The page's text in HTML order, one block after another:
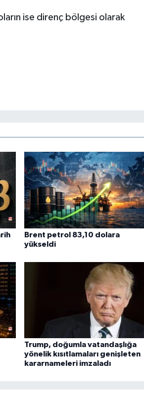
ise direnç bölgesi olarak
Brent petrol 83,10 dolara
yükseldi
Trump, doğumla vatandaşlığa
yönelik kısıtlamaları genişleten
kararnameleri imzaladı